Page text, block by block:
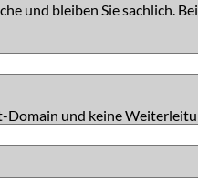
und bleiben Sie sachlich.
Domain und keine